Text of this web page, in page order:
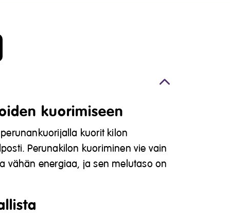
kuorimiseen
kuorit kilon
Perunakilon kuoriminen vie vain
vähän energiaa, ja sen melutaso on